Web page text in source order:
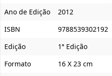
Ano de Edição
2012
ISBN
9788539302192
Edição
1ª Edição
Formato
16 X 23 cm